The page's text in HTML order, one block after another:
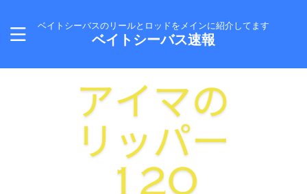
ベイトシーバスのリールとロッドをメインに紹介してます
ベイトシーバス速報